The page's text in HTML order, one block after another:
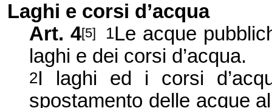
Laghi e corsi d’acqua
Art. 4[5] 1Le acque
laghi e dei corsi d’acqua.
2I laghi ed i corsi
spostamento delle acque